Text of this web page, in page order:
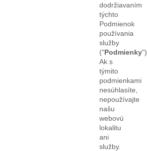
dodržiavaním
týchto
Podmienok
používania
služby
("Podmienky").
Ak s
týmito
podmienkami
nesúhlasíte,
nepoužívajte
našu
webovú
lokalitu
ani
služby.